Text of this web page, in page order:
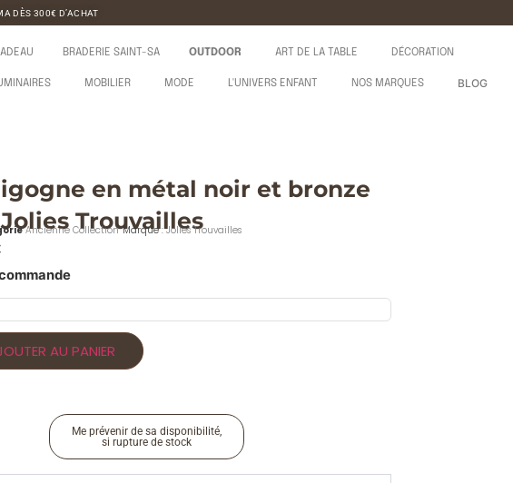
DÈS 300€ D’ACHAT
BRADERIE SAINT-SA OUTDOOR ART DE LA TABLE DÉCORATION
MOBILIER MODE L'UNIVERS ENFANT NOS MARQUES BLOG
en métal noir et bronze
Jolies Trouvailles
Ancienne Collection Marque :Jolies Trouvailles
AU PANIER
Me prévenir de sa disponibilité,
si rupture de stock